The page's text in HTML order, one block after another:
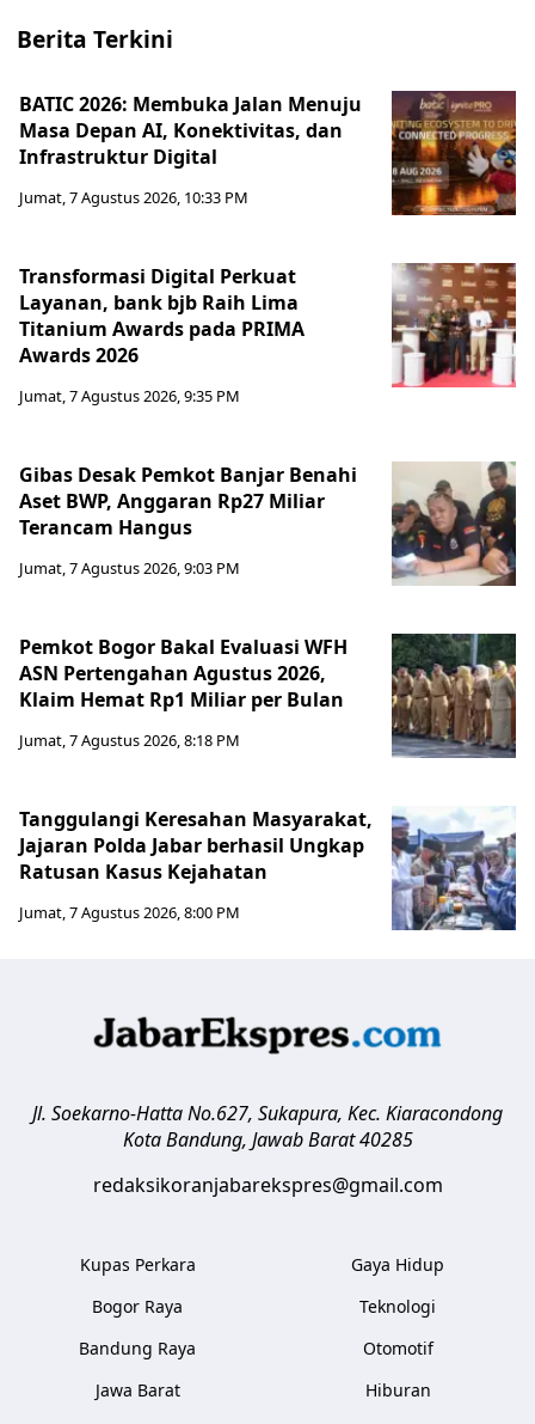
Berita Terkini
BATIC 2026: Membuka Jalan Menuju
Masa Depan AI, Konektivitas, dan
Infrastruktur Digital
Jumat, 7 Agustus 2026, 10:33 PM
Transformasi Digital Perkuat
Layanan, bank bjb Raih Lima
Titanium Awards pada PRIMA
Awards 2026
Jumat, 7 Agustus 2026, 9:35 PM
Gibas Desak Pemkot Banjar Benahi
Aset BWP, Anggaran Rp27 Miliar
Terancam Hangus
Jumat, 7 Agustus 2026, 9:03 PM
Pemkot Bogor Bakal Evaluasi WFH
ASN Pertengahan Agustus 2026,
Klaim Hemat Rp1 Miliar per Bulan
Jumat, 7 Agustus 2026, 8:18 PM
Tanggulangi Keresahan Masyarakat,
Jajaran Polda Jabar berhasil Ungkap
Ratusan Kasus Kejahatan
Jumat, 7 Agustus 2026, 8:00 PM
Jl. Soekarno-Hatta No.627, Sukapura, Kec. Kiaracondong
Kota Bandung, Jawab Barat 40285
redaksikoranjabarekspres@gmail.com
Kupas Perkara
Bogor Raya
Bandung Raya
Jawa Barat
Gaya Hidup
Teknologi
Otomotif
Hiburan